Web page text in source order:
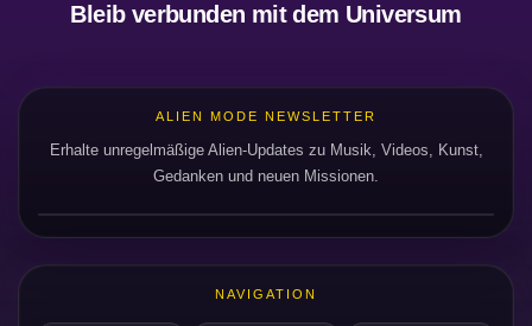
Bleib verbunden mit dem Universum
NAVIGATION
ALIEN MODE NEWSLETTER
Erhalte unregelmäßige Alien-Updates zu Musik, Videos, Kunst,
Gedanken und neuen Missionen.